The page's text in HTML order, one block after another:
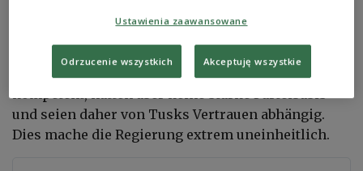
oder Innenminister Tomasz Siemoniak, seien
kompetent, hätten aber keine starke Parteibasis
und seien daher von Tusks Vertrauen abhängig.
Dies mache die Regierung extrem uneinheitlich.
Ustawienia zaawansowane
Odrzucenie wszystkich Akceptuję wszystkie